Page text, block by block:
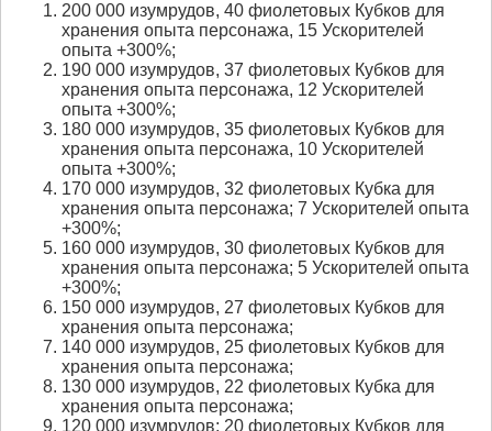
200 000 изумрудов, 40 фиолетовых Кубков для
хранения опыта персонажа, 15 Ускорителей
опыта +300%;
190 000 изумрудов, 37 фиолетовых Кубков для
хранения опыта персонажа, 12 Ускорителей
опыта +300%;
180 000 изумрудов, 35 фиолетовых Кубков для
хранения опыта персонажа, 10 Ускорителей
опыта +300%;
170 000 изумрудов, 32 фиолетовых Кубка для
хранения опыта персонажа; 7 Ускорителей опыта
+300%;
160 000 изумрудов, 30 фиолетовых Кубков для
хранения опыта персонажа; 5 Ускорителей опыта
+300%;
150 000 изумрудов, 27 фиолетовых Кубков для
хранения опыта персонажа;
140 000 изумрудов, 25 фиолетовых Кубков для
хранения опыта персонажа;
130 000 изумрудов, 22 фиолетовых Кубка для
хранения опыта персонажа;
120 000 изумрудов; 20 фиолетовых Кубков для